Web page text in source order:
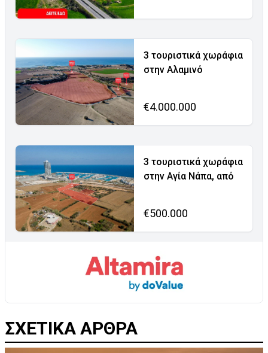
3 τουριστικά χωράφια
στην Αλαμινό
€4.000.000
3 τουριστικά χωράφια
στην Αγία Νάπα, από
€500.000
ΣΧΕΤΙΚΑ ΑΡΘΡΑ